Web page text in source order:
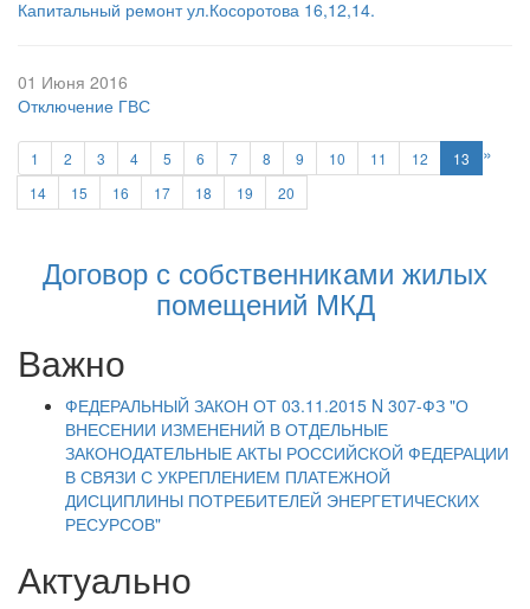
Капитальный ремонт ул.Косоротова 16,12,14.
01 Июня 2016
Отключение ГВС
1 2 3 4 5 6 7 8 9 10 11 12
13
14
15 16 17 18 19 20
»
Договор с собственниками жилых
помещений МКД
Важно
ФЕДЕРАЛЬНЫЙ ЗАКОН ОТ 03.11.2015 N 307-ФЗ "О
ВНЕСЕНИИ ИЗМЕНЕНИЙ В ОТДЕЛЬНЫЕ
ЗАКОНОДАТЕЛЬНЫЕ АКТЫ РОССИЙСКОЙ ФЕДЕРАЦИИ
В СВЯЗИ С УКРЕПЛЕНИЕМ ПЛАТЕЖНОЙ
ДИСЦИПЛИНЫ ПОТРЕБИТЕЛЕЙ ЭНЕРГЕТИЧЕСКИХ
РЕСУРСОВ"
Актуально